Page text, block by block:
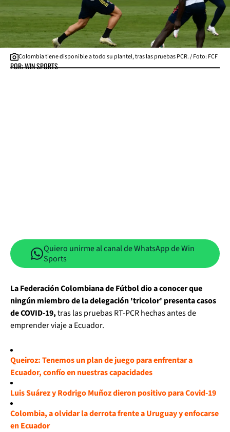
Colombia tiene disponible a todo su plantel, tras las pruebas PCR. / Foto: FCF
POR: WIN SPORTS
Quiero unirme al canal de WhatsApp de Win
Sports
La Federación Colombiana de Fútbol dio a conocer que
ningún miembro de la delegación 'tricolor' presenta casos
de COVID-19,tras las pruebas RT-PCR hechas antes de
emprender viaje a Ecuador.
Queiroz: Tenemos un plan de juego para enfrentar a
Ecuador, confío en nuestras capacidades
Luis Suárez y Rodrigo Muñoz dieron positivo para Covid-19
Colombia, a olvidar la derrota frente a Uruguay y enfocarse
en Ecuador